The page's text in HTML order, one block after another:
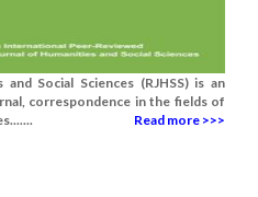
Social Sciences (RJHSS) is an
correspondence in the fields of
Read more >>>